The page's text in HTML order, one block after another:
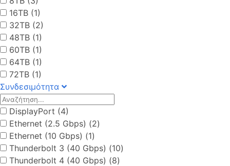
16TB (1)
32TB (2)
48TB (1)
60TB (1)
64TB (1)
72TB (1)
Συνδεσιμότητα
DisplayPort (4)
Ethernet (2.5 Gbps) (2)
Ethernet (10 Gbps) (1)
Thunderbolt 3 (40 Gbps) (10)
Thunderbolt 4 (40 Gbps) (8)